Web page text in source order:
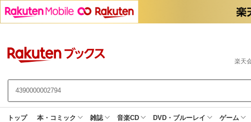
楽天
トップ 本・コミック 雑誌 音楽CD DVD・ブルーレイ ゲーム